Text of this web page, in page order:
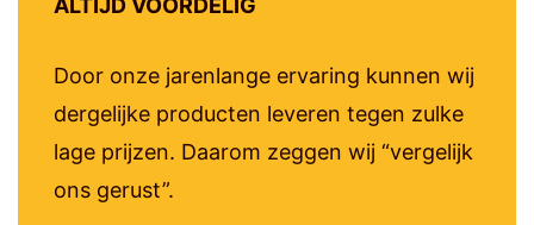
ALTIJD VOORDELIG
Door onze jarenlange ervaring kunnen wij
dergelijke producten leveren tegen zulke
lage prijzen. Daarom zeggen wij “vergelijk
ons gerust”.